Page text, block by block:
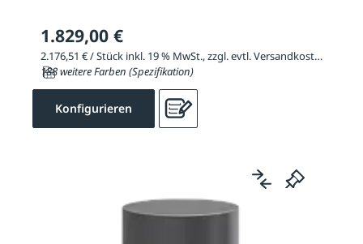
1.829,00 €
2.176,51 € / Stück inkl. 19 % MwSt., zzgl. evtl. Versandkosten
188 weitere Farben (Spezifikation)
Konfigurieren